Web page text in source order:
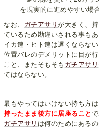
を現実的に進めやすい場
なお、 ガチアサリが大きく、
ているため勘違いされる事も
イカ速・ヒト速は遅くならない
位置バレのデメリットに目が
こと、またそもそも ガチアサリ
てはならない。
最もやってはいけない持ち方は
持ったまま後方に居座ること で
ガチアサリ は何のためにあるの